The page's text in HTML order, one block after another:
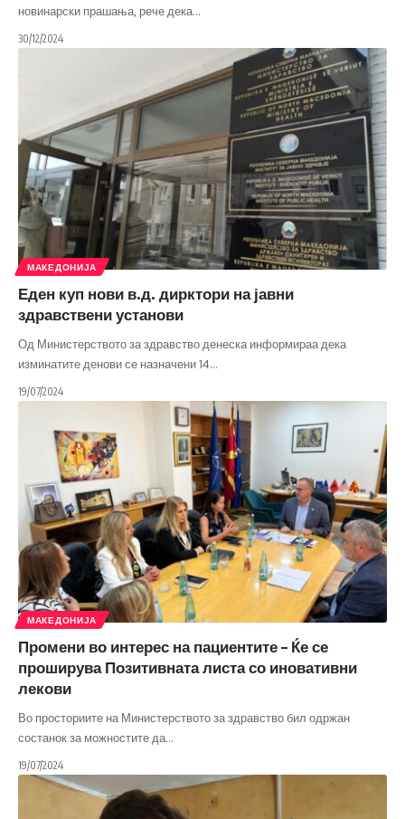
новинарски прашања, рече дека…
30/12/2024
МАКЕДОНИЈА
Еден куп нови в.д. дирктори на јавни
здравствени установи
Од Министерството за здравство денеска информираа дека
изминатите денови се назначени 14…
19/07/2024
МАКЕДОНИЈА
Промени во интерес на пациентите – Ќе се
проширува Позитивната листа со иновативни
лекови
Во просториите на Министерството за здравство бил одржан
состанок за можностите да…
19/07/2024